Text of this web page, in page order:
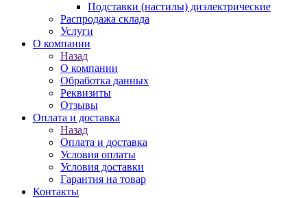
Подставки (настилы) диэлектрические
Распродажа склада
Услуги
О компании
Назад
О компании
Обработка данных
Реквизиты
Отзывы
Оплата и доставка
Назад
Оплата и доставка
Условия оплаты
Условия доставки
Гарантия на товар
Контакты